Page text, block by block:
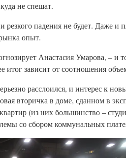
не спешат.
падения не будет. Даже и
опыт.
Анастасия Умарова, – и
итог зависит от соотношения
расслоился, и интерес к
вторичка в доме, сданном в
(из них большинство –
со сбором коммунальных